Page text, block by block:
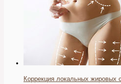
Коррекция локальных жировых